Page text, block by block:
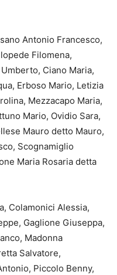
Antonio Francesco,
Filomena,
Ciano Maria,
Erboso Mario, Letizia
Mezzacapo Maria,
Mario, Ovidio Sara,
Mauro detto Mauro,
Scognamiglio
Maria Rosaria detta
Colamonici Alessia,
Gaglione Giuseppa,
Madonna
Salvatore,
Piccolo Benny,